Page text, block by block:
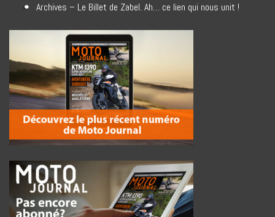
Archives – Le Billet de Zabel. Ah… ce lien qui nous unit !